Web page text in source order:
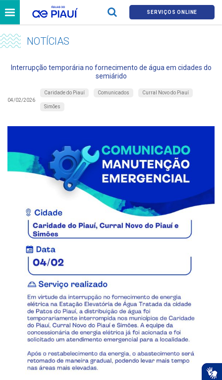
SERVIÇOS ONLINE
NOTÍCIAS
Interrupção temporária no fornecimento de água em cidades do
semiárido
04/02/2026
Caridade do Piauí Comunicados Curral Novo do Piauí
Simões